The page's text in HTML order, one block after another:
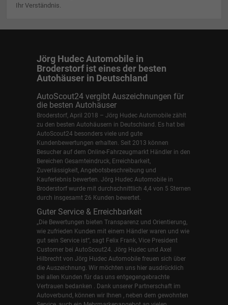
Ihr Verständnis.
Jörg Hudec Automobile in
Broderstorf ist eines der besten
Autohäuser in Deutschland
AutoScout24 vergibt Auszeichnungen für
die besten Autohäuser
Broderstorf, April 2018 – Jörg Hudec Automobile zählt
zu den besten Autohäusern in Deutschland. Es hat bei
AutoScout24 besonders viele und gute
Kundenbewertungen erhalten. Seit 2013 können
Besucher auf dem Online-Fahrzeugmarkt Händler in den
Bereichen Gesamteindruck, Erreichbarkeit,
Zuverlässigkeit, Angebotsbeschreibung und
Kauferlebnis bewerten. Jörg Hudec Automobile in
Broderstorf wurde mit durchschnittlich 4,4 von 5 Sternen
durch insgesamt 26 Kunden bewertet.
Guter Service & Erreichbarkeit
„Die Bewertungen bieten Transparenz und Orientierung,
wie zufrieden Kunden mit einem Händler waren und wie
gut sein Service ist“, sagt Felix Frank, Vice President
Customer bei AutoScout24. Jörg Hudec und Axel
Hilbrecht von Jörg Hudec Automobile freuen sich über
die Auszeichnung. Wir möchten uns hier ausdrücklich
bei allen Kunden für das uns entgegengebrachte
Vertrauen bedanken . Dank unserer Partnerschaft im
Autoverbund, können wir Ihnen , neben dem gewohnten